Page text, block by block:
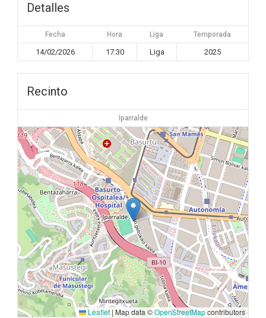
Detalles
Fecha Hora Liga Temporada
14/02/2026 17:30 Liga 2025
Recinto
Iparralde
Leaflet | Map data ©OpenStreetMapcontributors